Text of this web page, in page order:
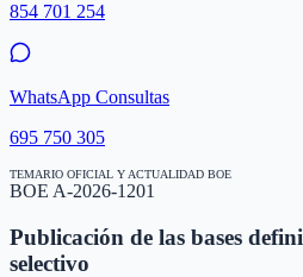
854 701 254
WhatsApp Consultas
695 750 305
TEMARIO OFICIAL Y ACTUALIDAD BOE
BOE A-2026-1201
Publicación de las bases
selectivo